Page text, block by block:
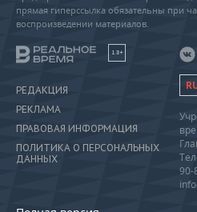
прямая гиперссылка обязательны при
воспроизведении материалов.
18+
РЕДАКЦИЯ
РЕКЛАМА
ПРАВОВАЯ ИНФОРМАЦИЯ
ПОЛИТИКА О ПЕРСОНАЛЬНЫХ
ДАННЫХ
90-